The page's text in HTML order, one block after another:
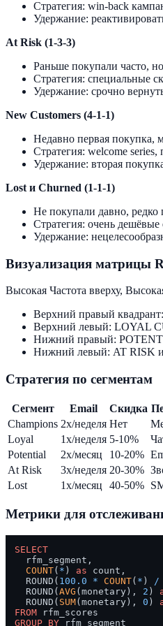
Стратегия: win-back
Удержание:
At Risk (1-3-3)
Раньше покупали часто,
Стратегия: специальные
Удержание: срочно
New Customers (4-1-1)
Недавно первая покупка,
Стратегия: welcome
Удержание: вторая
Lost и Churned (1-1-1)
Не покупали давно, редко
Стратегия: очень
Удержание:
Визуализация матрицы
Высокая Частота вверху,
Верхний правый
Верхний левый: LOYAL
Нижний правый:
Нижний левый: AT RISK
Стратегия по сегментам
Сегмент Email Скидка
Champions 2x/неделя Нет
Loyal
1x/неделя 5-10%
Potential
2x/месяц 10-20%
At Risk
3x/неделя 20-30%
Lost
1x/месяц 40-50%
Метрики для
SELECT
  rfm_segment,
COUNT( * ) as count,
  ROUND(
100.0 * COUNT( * ) /
  ROUND(
AVG (monetary), 2 )
  ROUND(
SUM(monetary), 0 )
FROM
GROUP BY